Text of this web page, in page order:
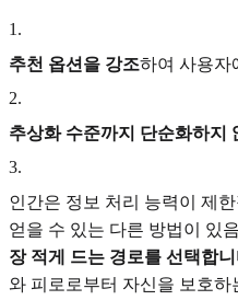
1 .
추천 옵션을 강조하여 사용자
2.
추상화 수준까지 단순화하지
3.
인간은 정보 처리 능력이 제
얻을 수 있는 다른 방법이 있
장 적게 드는 경로를 선택합
와 피로로부터 자신을 보호하